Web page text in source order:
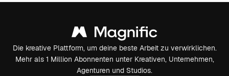
Die kreative Plattform, um deine beste Arbeit zu verwirklichen.
Mehr als 1 Million Abonnenten unter Kreativen, Unternehmen,
Agenturen und Studios.